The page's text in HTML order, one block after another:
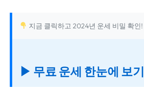
지금 클릭하고 2024년 운세 비밀 확인!
▶ 무료 운세 한눈에 보기